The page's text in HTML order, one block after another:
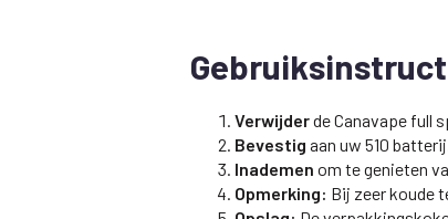
Verwijderde Canavape full
Bevestig aan uw 510 batterij.
Inademen om te genieten
Opmerking: Bij zeer koude